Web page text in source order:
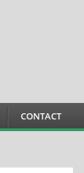
CONTACT